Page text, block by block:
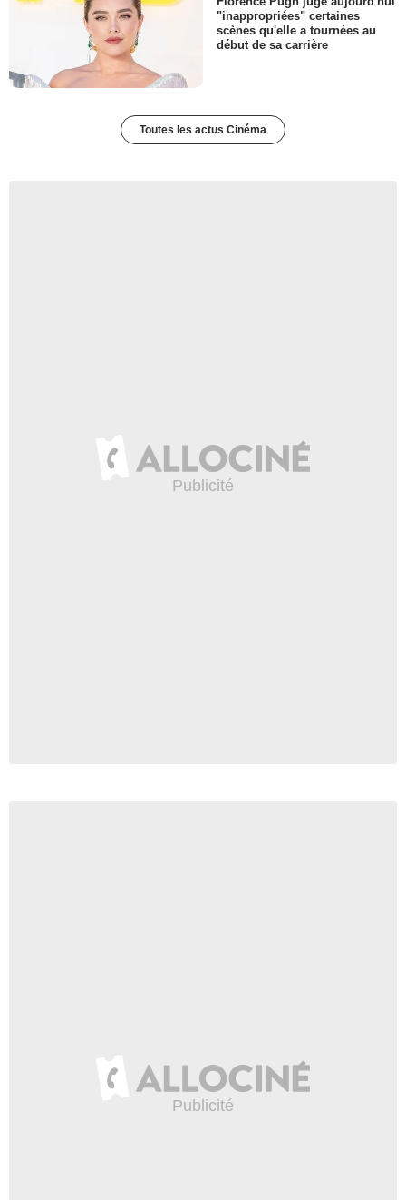
"inappropriées" certaines
scènes qu'elle a tournées au
début de sa carrière
Toutes les actus Cinéma